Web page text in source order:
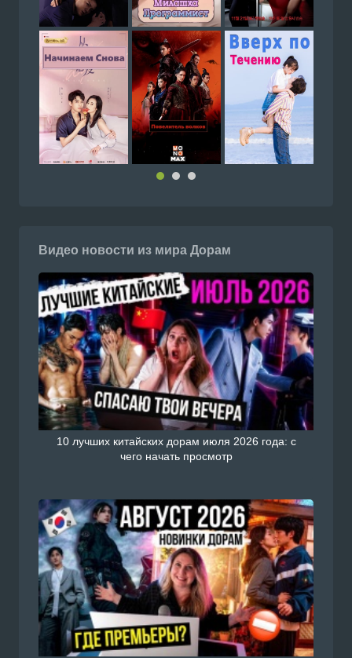
Видео новости из мира Дорам
10 лучших китайских дорам июля 2026 года: с
чего начать просмотр